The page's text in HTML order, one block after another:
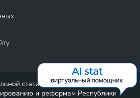
статистики Агентства по
и реформам Республики